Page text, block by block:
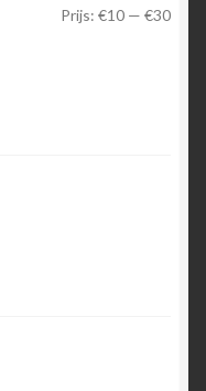
Min.
Max.
Prijs: €10 — €30